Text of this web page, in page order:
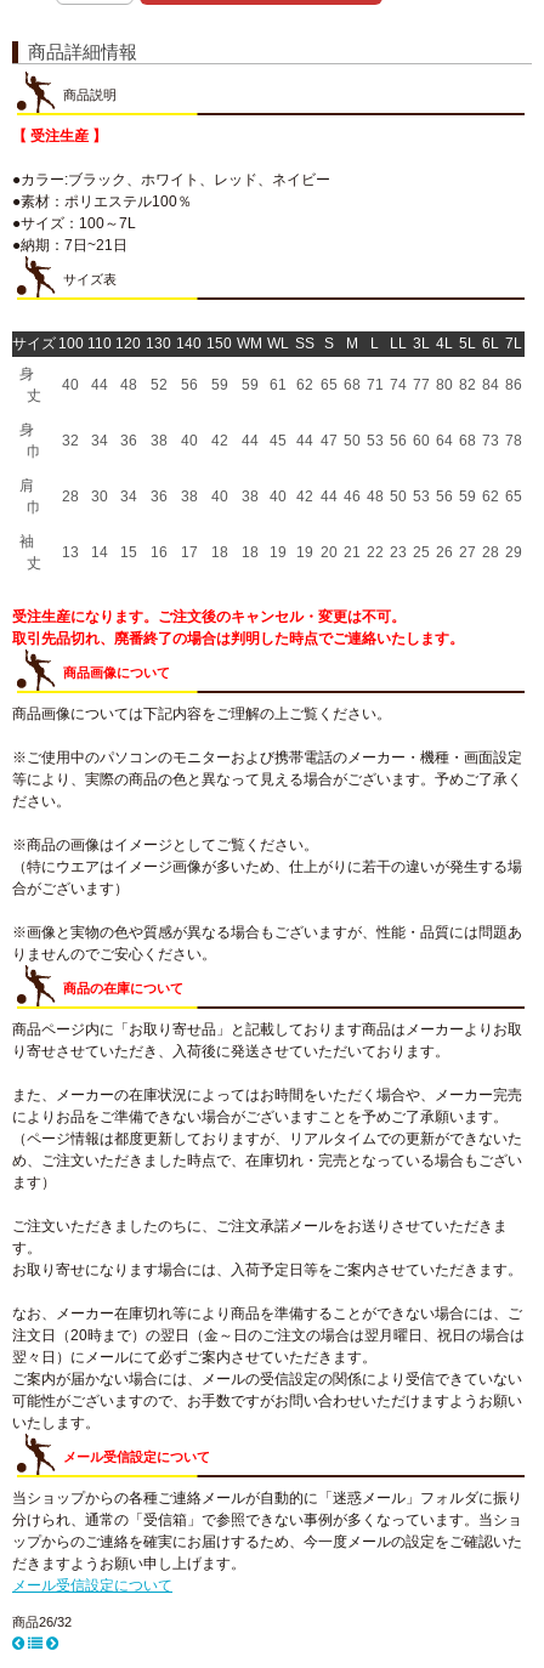
商品詳細情報
商品説明
【 受注生産 】
●カラー:ブラック、ホワイト、レッド、ネイビー
●素材：ポリエステル100％
●サイズ：100～7L
●納期：7日~21日
サイズ表
サイズ 100 110 120 130 140 150 WM WL SS S M L LL 3L 4L 5L 6L 7L
身
丈
40 44 48 52 56 59 59 61 62 65 68 71 74 77 80 82 84 86
身
巾
32 34 36 38 40 42 44 45 44 47 50 53 56 60 64 68 73 78
肩
巾
28 30 34 36 38 40 38 40 42 44 46 48 50 53 56 59 62 65
袖
丈
13 14 15 16 17 18 18 19 19 20 21 22 23 25 26 27 28 29
受注生産になります。ご注文後のキャンセル・変更は不可。
取引先品切れ、廃番終了の場合は判明した時点でご連絡いたします。
商品画像について
商品画像については下記内容をご理解の上ご覧ください。
※ご使用中のパソコンのモニターおよび携帯電話のメーカー・機種・画面設定
等により、実際の商品の色と異なって見える場合がございます。予めご了承く
ださい。
※商品の画像はイメージとしてご覧ください。
（特にウエアはイメージ画像が多いため、仕上がりに若干の違いが発生する場
合がございます）
※画像と実物の色や質感が異なる場合もございますが、性能・品質には問題あ
りませんのでご安心ください。
商品の在庫について
商品ページ内に「お取り寄せ品」と記載しております商品はメーカーよりお取
り寄せさせていただき、入荷後に発送させていただいております。
また、メーカーの在庫状況によってはお時間をいただく場合や、メーカー完売
によりお品をご準備できない場合がございますことを予めご了承願います。
（ページ情報は都度更新しておりますが、リアルタイムでの更新ができないた
め、ご注文いただきました時点で、在庫切れ・完売となっている場合もござい
ます）
ご注文いただきましたのちに、ご注文承諾メールをお送りさせていただきま
す。
お取り寄せになります場合には、入荷予定日等をご案内させていただきます。
なお、メーカー在庫切れ等により商品を準備することができない場合には、ご
注文日（20時まで）の翌日（金～日のご注文の場合は翌月曜日、祝日の場合は
翌々日）にメールにて必ずご案内させていただきます。
ご案内が届かない場合には、メールの受信設定の関係により受信できていない
可能性がございますので、お手数ですがお問い合わせいただけますようお願い
いたします。
メール受信設定について
当ショップからの各種ご連絡メールが自動的に「迷惑メール」フォルダに振り
分けられ、通常の「受信箱」で参照できない事例が多くなっています。当ショ
ップからのご連絡を確実にお届けするため、今一度メールの設定をご確認いた
だきますようお願い申し上げます。
メール受信設定について
商品26/32